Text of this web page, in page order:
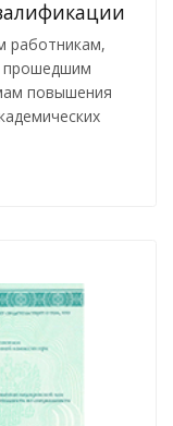
работникам,
прошедшим
повышения